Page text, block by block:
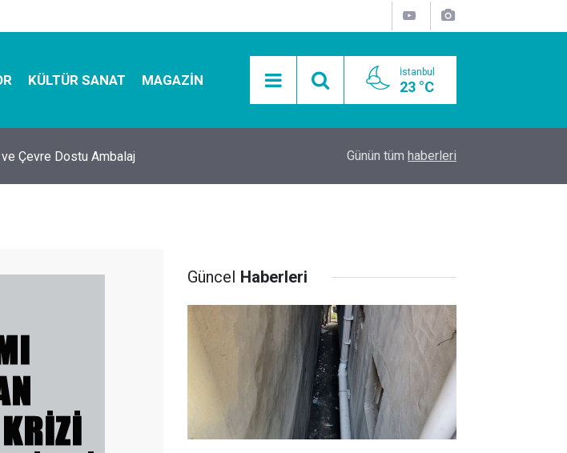
KÜLTÜR SANAT MAGAZIN İstanbul
23 °C
ve Çevre Dostu Ambalaj Mobil Araçlarla Hayır Lokması Dağıtımının
Günün tüm haberleri
Güncel Haberleri